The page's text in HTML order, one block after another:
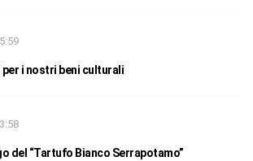
per i nostri beni culturali
del “Tartufo Bianco Serrapotamo”